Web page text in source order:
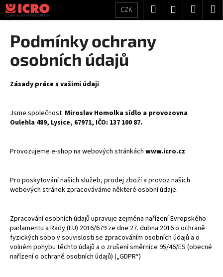
Přejít
na
obsah
CZK HledatPřihlášení
Podmínky ochrany
osobních údajů
Zásady práce s vašimi údaji
Jsme společnost Miroslav Homolka sídlo a provozovna
Oulehla 489, Lysice, 67971, IČO: 137 100 87.
Provozujeme e-shop na webových stránkách www.icro.cz
Pro poskytování našich služeb, prodej zboží a provoz našich
webových stránek zpracováváme některé osobní údaje.
Zpracování osobních údajů upravuje zejména nařízení Evropského
parlamentu a Rady (EU) 2016/679 ze dne 27. dubna 2016 o ochraně
fyzických sobo v souvislosti se zpracováním osobních údajů a o
volném pohybu těchto údajů a o zrušení směrnice 95/46/ES (obecné
nařízení o ochraně osobních údajů) („GDPR“)
K
o
C
o
p
ř
b
u
e
n
a
j
í